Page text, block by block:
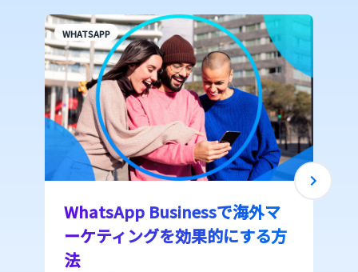
WHATSAPP
WhatsApp Businessで海外マ
ーケティングを効果的にする方
法